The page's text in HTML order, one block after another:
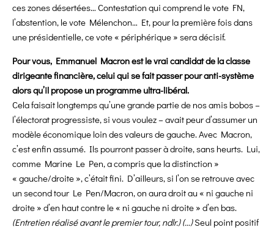
ces zones désertées… Contestation qui comprend le vote FN,
l’abstention, le vote Mélenchon… Et, pour la première fois dans
une présidentielle, ce vote « périphérique » sera décisif.
Pour vous, Emmanuel Macron est le vrai candidat de la classe
dirigeante financière, celui qui se fait passer pour anti-système
alors qu’il propose un programme ultra-libéral.
Cela faisait longtemps qu’une grande partie de nos amis bobos –
l’électorat progressiste, si vous voulez – avait peur d’assumer un
modèle économique loin des valeurs de gauche. Avec Macron,
c’est enfin assumé. Ils pourront passer à droite, sans heurts. Lui,
comme Marine Le Pen, a compris que la distinction »
« gauche/droite », c’était fini. D’ailleurs, si l’on se retrouve avec
un second tour Le Pen/Macron, on aura droit au « ni gauche ni
droite » d’en haut contre le « ni gauche ni droite » d’en bas.
(Entretien réalisé avant le premier tour, ndlr.) (…)Seul point positif